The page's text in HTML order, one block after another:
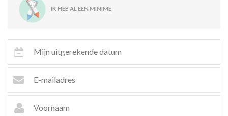
IK HEB AL EEN MINIME